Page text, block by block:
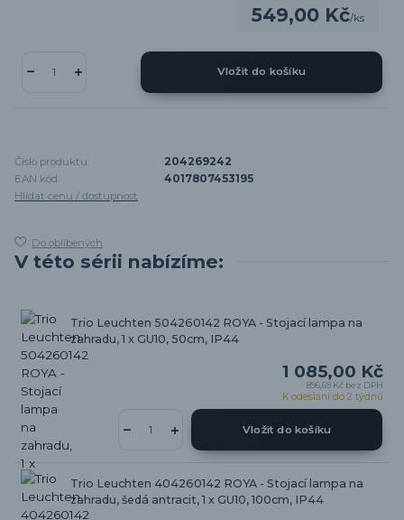
549,00 Kč/ks
Vložit do košíku
Číslo produktu:
204269242
EAN kód:
4017807453195
Hlídat cenu / dostupnost
Do oblíbených
V této sérii nabízíme:
Trio Leuchten 504260142 ROYA - Stojací lampa na
zahradu, 1 x GU10, 50cm, IP44
1 085,00 Kč
896,69 Kč bez DPH
K odeslání do 2 týdnů
Vložit do košíku
Trio Leuchten 404260142 ROYA - Stojací lampa na
zahradu, šedá antracit, 1 x GU10, 100cm, IP44